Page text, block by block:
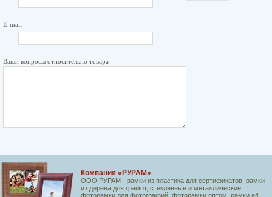
E-mail
Ваши вопросы относительно товара
Компания «РУРАМ»
ООО РУРАМ - рамки из пластика для сертификатов, рамки
из дерева для грамот, стеклянные и металлические
фоторамки для фотографий, фоторамки оптом, рамки а4,